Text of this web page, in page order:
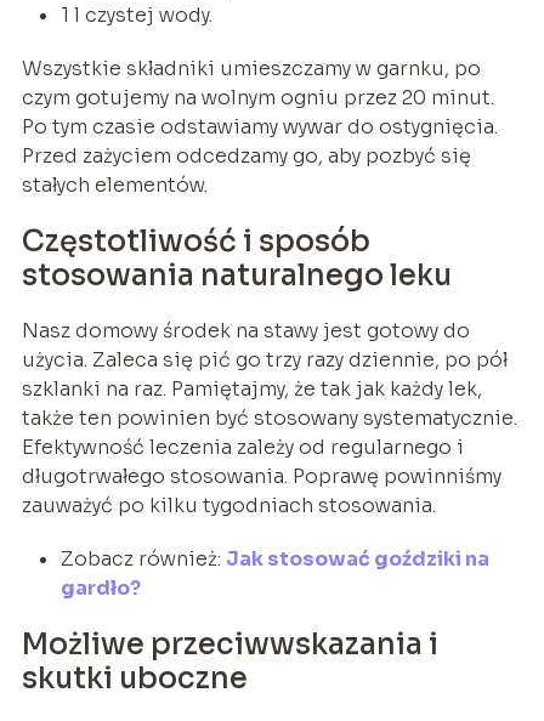
1 l czystej wody.
Wszystkie składniki umieszczamy w garnku, po
czym gotujemy na wolnym ogniu przez 20 minut.
Po tym czasie odstawiamy wywar do ostygnięcia.
Przed zażyciem odcedzamy go, aby pozbyć się
stałych elementów.
Częstotliwość i sposób
stosowania naturalnego leku
Nasz domowy środek na stawy jest gotowy do
użycia. Zaleca się pić go trzy razy dziennie, po pół
szklanki na raz. Pamiętajmy, że tak jak każdy lek,
także ten powinien być stosowany systematycznie.
Efektywność leczenia zależy od regularnego i
długotrwałego stosowania. Poprawę powinniśmy
zauważyć po kilku tygodniach stosowania.
Zobacz również: Jak stosować goździki na
gardło?
Możliwe przeciwwskazania i
skutki uboczne